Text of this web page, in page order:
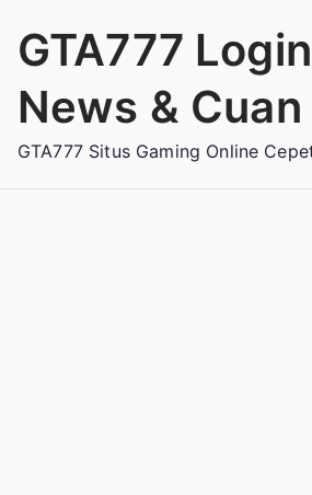
GTA777 Login
News & Cuan
GTA777 Situs Gaming Online